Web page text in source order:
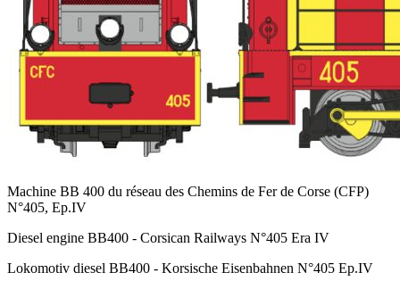
Machine BB 400 du réseau des Chemins de Fer de Corse (CFP)
N°405, Ep.IV
Diesel engine BB400 - Corsican Railways N°405 Era IV
Lokomotiv diesel BB400 - Korsische Eisenbahnen N°405 Ep.IV